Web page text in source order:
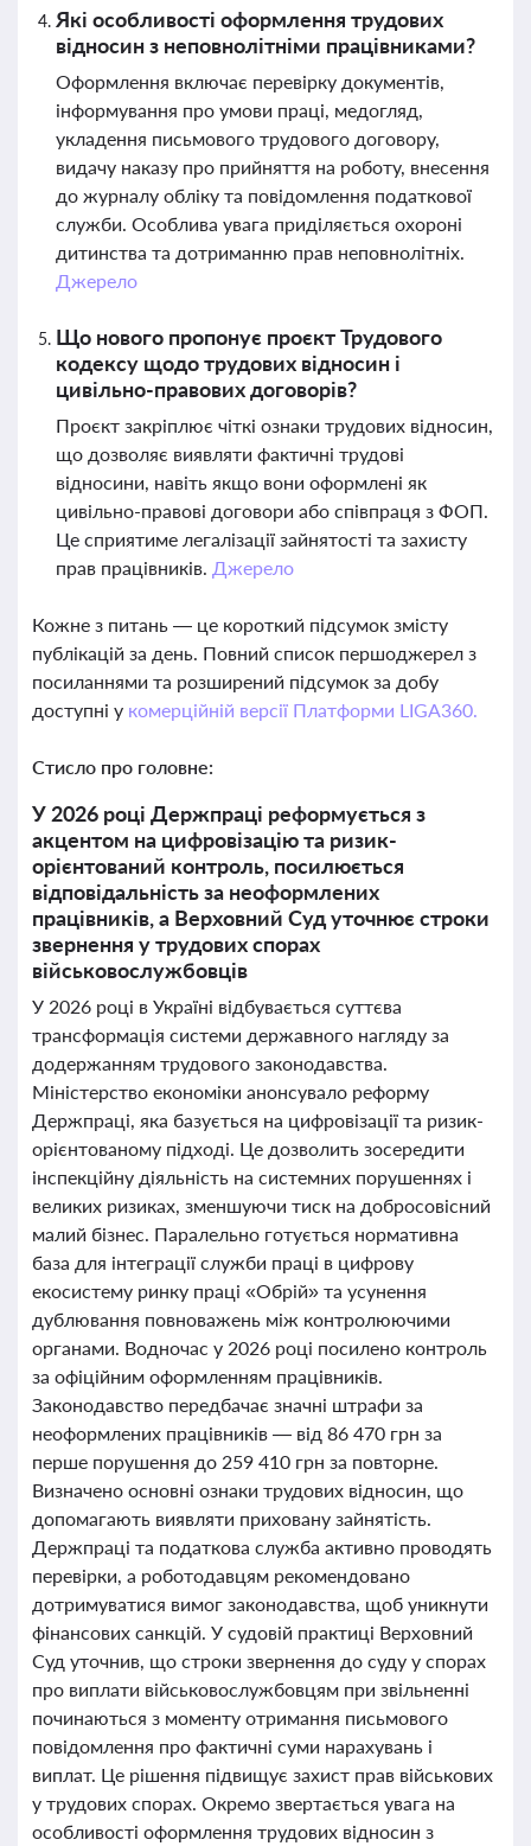
Які особливості оформлення трудових
відносин з неповнолітніми працівниками?
Оформлення включає перевірку документів,
інформування про умови праці, медогляд,
укладення письмового трудового договору,
видачу наказу про прийняття на роботу, внесення
до журналу обліку та повідомлення податкової
служби. Особлива увага приділяється охороні
дитинства та дотриманню прав неповнолітніх.
Джерело
Що нового пропонує проєкт Трудового
кодексу щодо трудових відносин і
цивільно-правових договорів?
Проєкт закріплює чіткі ознаки трудових відносин,
що дозволяє виявляти фактичні трудові
відносини, навіть якщо вони оформлені як
цивільно-правові договори або співпраця з ФОП.
Це сприятиме легалізації зайнятості та захисту
прав працівників. Джерело
Кожне з питань — це короткий підсумок змісту
публікацій за день. Повний список першоджерел з
посиланнями та розширений підсумок за добу
доступні у комерційній версії Платформи LIGA360.
Стисло про головне:
У 2026 році Держпраці реформується з
акцентом на цифровізацію та ризик-
орієнтований контроль, посилюється
відповідальність за неоформлених
працівників, а Верховний Суд уточнює строки
звернення у трудових спорах
військовослужбовців
У 2026 році в Україні відбувається суттєва
трансформація системи державного нагляду за
додержанням трудового законодавства.
Міністерство економіки анонсувало реформу
Держпраці, яка базується на цифровізації та ризик-
орієнтованому підході. Це дозволить зосередити
інспекційну діяльність на системних порушеннях і
великих ризиках, зменшуючи тиск на добросовісний
малий бізнес. Паралельно готується нормативна
база для інтеграції служби праці в цифрову
екосистему ринку праці «Обрій» та усунення
дублювання повноважень між контролюючими
органами. Водночас у 2026 році посилено контроль
за офіційним оформленням працівників.
Законодавство передбачає значні штрафи за
неоформлених працівників — від 86 470 грн за
перше порушення до 259 410 грн за повторне.
Визначено основні ознаки трудових відносин, що
допомагають виявляти приховану зайнятість.
Держпраці та податкова служба активно проводять
перевірки, а роботодавцям рекомендовано
дотримуватися вимог законодавства, щоб уникнути
фінансових санкцій. У судовій практиці Верховний
Суд уточнив, що строки звернення до суду у спорах
про виплати військовослужбовцям при звільненні
починаються з моменту отримання письмового
повідомлення про фактичні суми нарахувань і
виплат. Це рішення підвищує захист прав військових
у трудових спорах. Окремо звертається увага на
особливості оформлення трудових відносин з